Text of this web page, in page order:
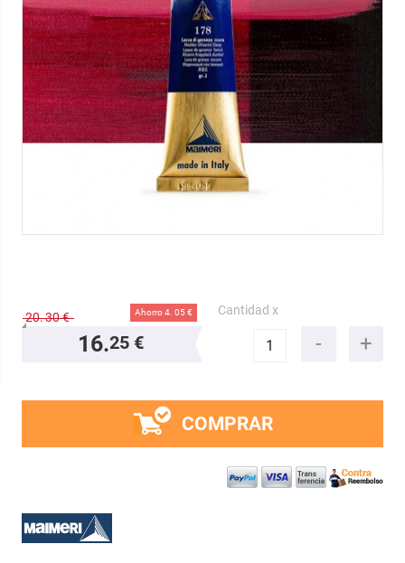
20.30 € Ahorro 4. 05 €
16.25 €
Cantidad x
COMPRAR